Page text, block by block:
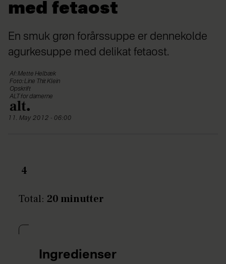
med fetaost
En smuk grøn forårssuppe er dennekolde
agurkesuppe med delikat fetaost.
Af: Mette Helbæk
Foto: Line Thit Klein
Opskrift
ALT for damerne
11. May 2012 - 06:00
4
Total: 20 minutter
Ingredienser